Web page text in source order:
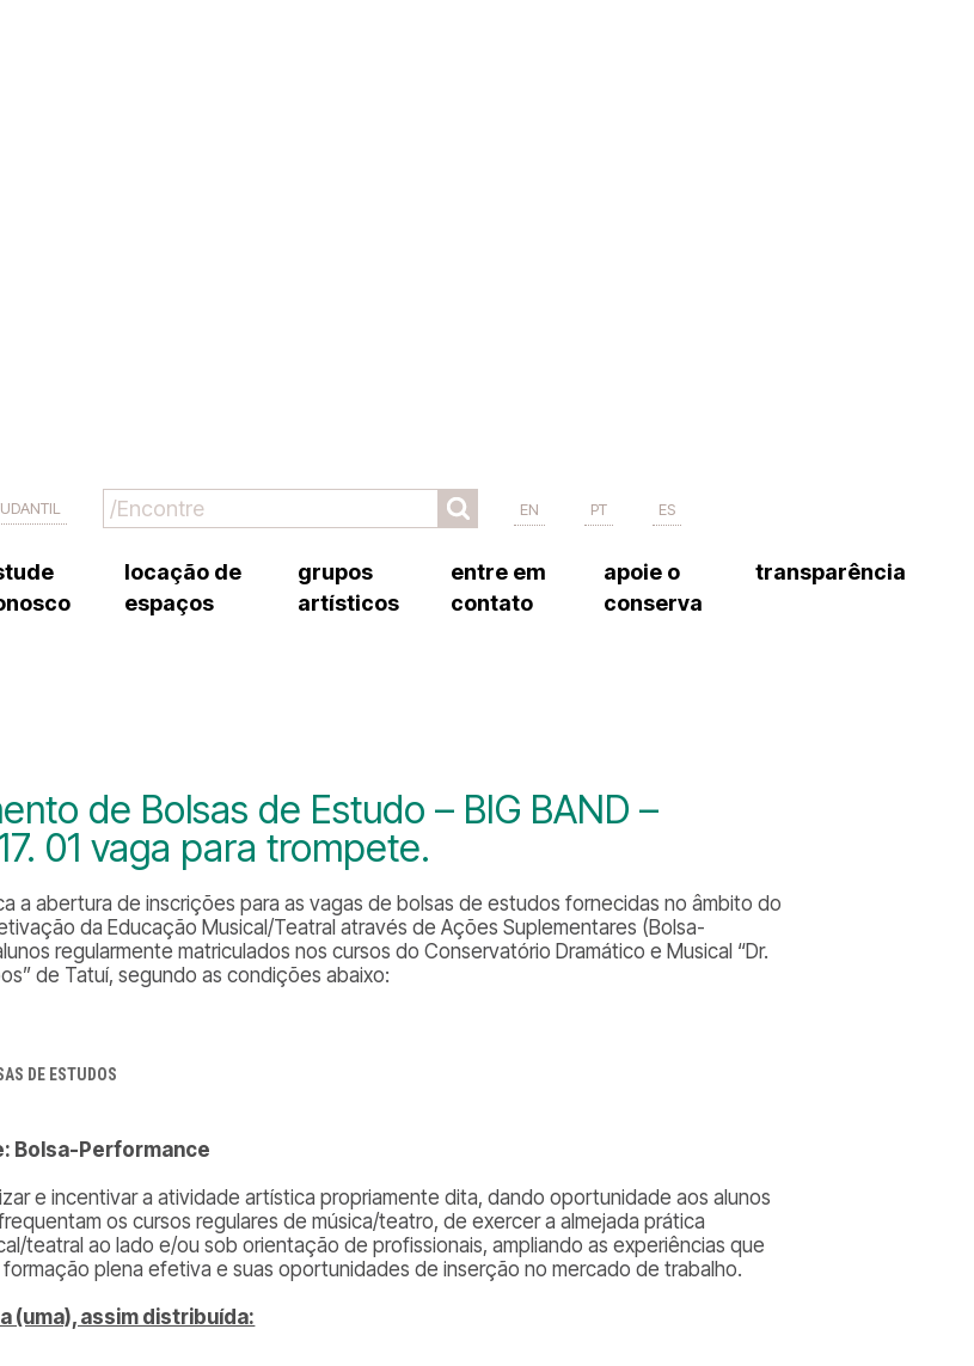
EN PT ES
locação de
espaços
grupos
artísticos
entre em
contato
assessoria de imprensa
trabalhe conosco
apoie o
conserva
transparência
de Bolsas de Estudo – BIG BAND –
01 vaga para trompete.
a abertura de inscrições para as vagas de bolsas de estudos fornecidas no âmbito do
da Educação Musical/Teatral através de Ações Suplementares (Bolsa-
regularmente matriculados nos cursos do Conservatório Dramático e Musical “Dr.
de Tatuí, segundo as condições abaixo:
DE ESTUDOS
Bolsa-Performance
e incentivar a atividade artística propriamente dita, dando oportunidade aos alunos
os cursos regulares de música/teatro, de exercer a almejada prática
teatral ao lado e/ou sob orientação de profissionais, ampliando as experiências que
plena efetiva e suas oportunidades de inserção no mercado de trabalho.
(uma), assim distribuída: